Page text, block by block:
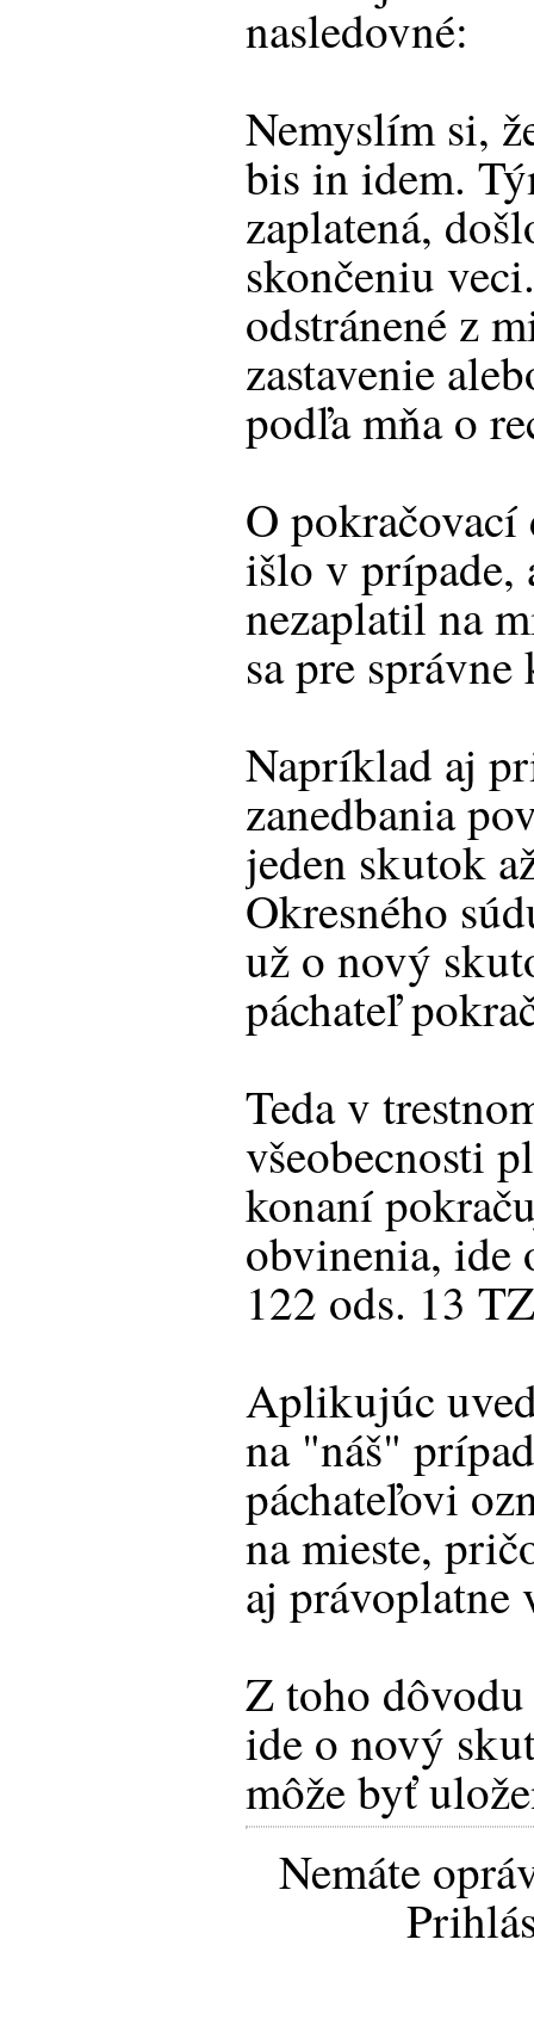
nasledovné:
Nemyslím si,
bis in idem.
zaplatená,
skončeniu
odstránené z
zastavenie
podľa mňa o
O
išlo v prípade,
nezaplatil na
sa pre správne
Napríklad aj
zanedbania
jeden skutok
Okresného
už o nový
páchateľ
Teda v
všeobecnosti
konaní
obvinenia, ide
122 ods. 13
Aplikujúc
na "náš"
páchateľovi
na mieste,
aj právoplatne
Z toho dôvodu
ide o nový
môže byť
Nemáte